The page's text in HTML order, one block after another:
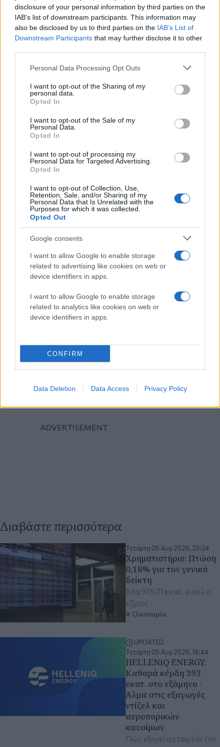
disclosure of your personal information by third parties on the
IAB’s list of downstream participants. This information may
also be disclosed by us to third parties on the IAB’s List of
Downstream Participants that may further disclose it to other
Please note that this website/app uses one or more Google
not limited to your visit or usage behaviour. You may click to
grant or deny consent to Google and its third-party tags to
use your data for below specified purposes in below Google
consent section.
Personal Data Processing Opt Outs
I want to opt-out of the Sharing of my
personal data.
Opted In
I want to opt-out of the Sale of my
Personal Data.
Opted In
I want to opt-out of processing my
Personal Data for Targeted Advertising.
Opted In
I want to opt-out of Collection, Use,
Retention, Sale, and/or Sharing of my
Personal Data that Is Unrelated with the
Purposes for which it was collected.
Opted Out
Google consents
I want to allow Google to enable storage
related to advertising like cookies on web or
device identifiers in apps.
I want to allow Google to enable storage
related to analytics like cookies on web or
device identifiers in apps.
CONFIRM
Data Deletion Data Access Privacy Policy
Διαβάστε περισσότερα
Τετάρτη 05 Αυγ 2026, 23:24
Χρηματιστήριο: Πτώση
0,18% για τον γενικό
δείκτη
Στα 315,71 εκατ. ευρώ ο
τζίρος
Οικονομία
UPDATED
Τετάρτη 05 Αυγ 2026, 18:44
HELLENiQ ENERGY:
Καθαρά κέρδη 393
εκατ. στο εξάμηνο -
Άλμα στις εξαγωγές
ντίζελ και
αεροπορικών
καυσίμων
Πώς εξηγεί η εταιρεία την